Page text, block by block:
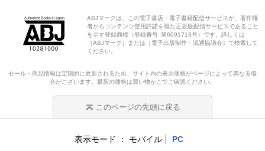
ABJマークは、この電子書店・電子書籍配信サービスが、著作権
者からコンテンツ使用許諾を得た正規版配信サービスであること
を示す登録商標（登録番号 第6091713号）です。詳しくは
［ABJマーク］または［電子出版制作・流通協議会］で検索して
ください。
セール・商品情報は定期的に更新されるため、サイト内の表示価格がページによって異なる場
合がございます。最新の価格は買い物かごでご確認ください。
このページの先頭に戻る
表示モード モバイル PC